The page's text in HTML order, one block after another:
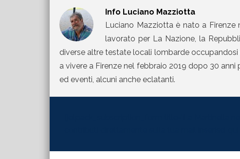
Info Luciano Mazziotta
Luciano Mazziotta è nato a Firenze
lavorato per La Nazione, la
diverse altre testate locali lombarde
a vivere a Firenze nel febbraio 2019 dopo 30
ed eventi, alcuni anche eclatanti.